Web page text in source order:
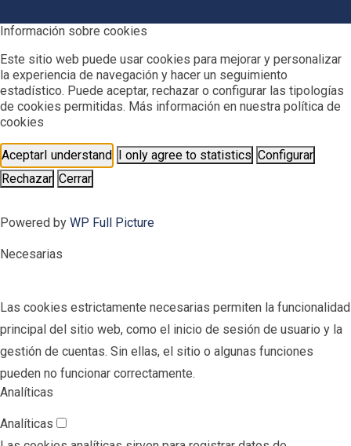
Información sobre cookies
Este sitio web puede usar cookies para mejorar y personalizar
la experiencia de navegación y hacer un seguimiento
estadístico. Puede aceptar, rechazar o configurar las tipologías
de cookies permitidas. Más información en nuestra política de
cookies
AceptarI understand I only agree to statistics Configurar
Rechazar Cerrar
Powered by WP Full Picture
Necesarias
Las cookies estrictamente necesarias permiten la funcionalidad
principal del sitio web, como el inicio de sesión de usuario y la
gestión de cuentas. Sin ellas, el sitio o algunas funciones
pueden no funcionar correctamente.
Analíticas
Analíticas